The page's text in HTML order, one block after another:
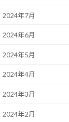
2024年7月
2024年6月
2024年5月
2024年4月
2024年3月
2024年2月